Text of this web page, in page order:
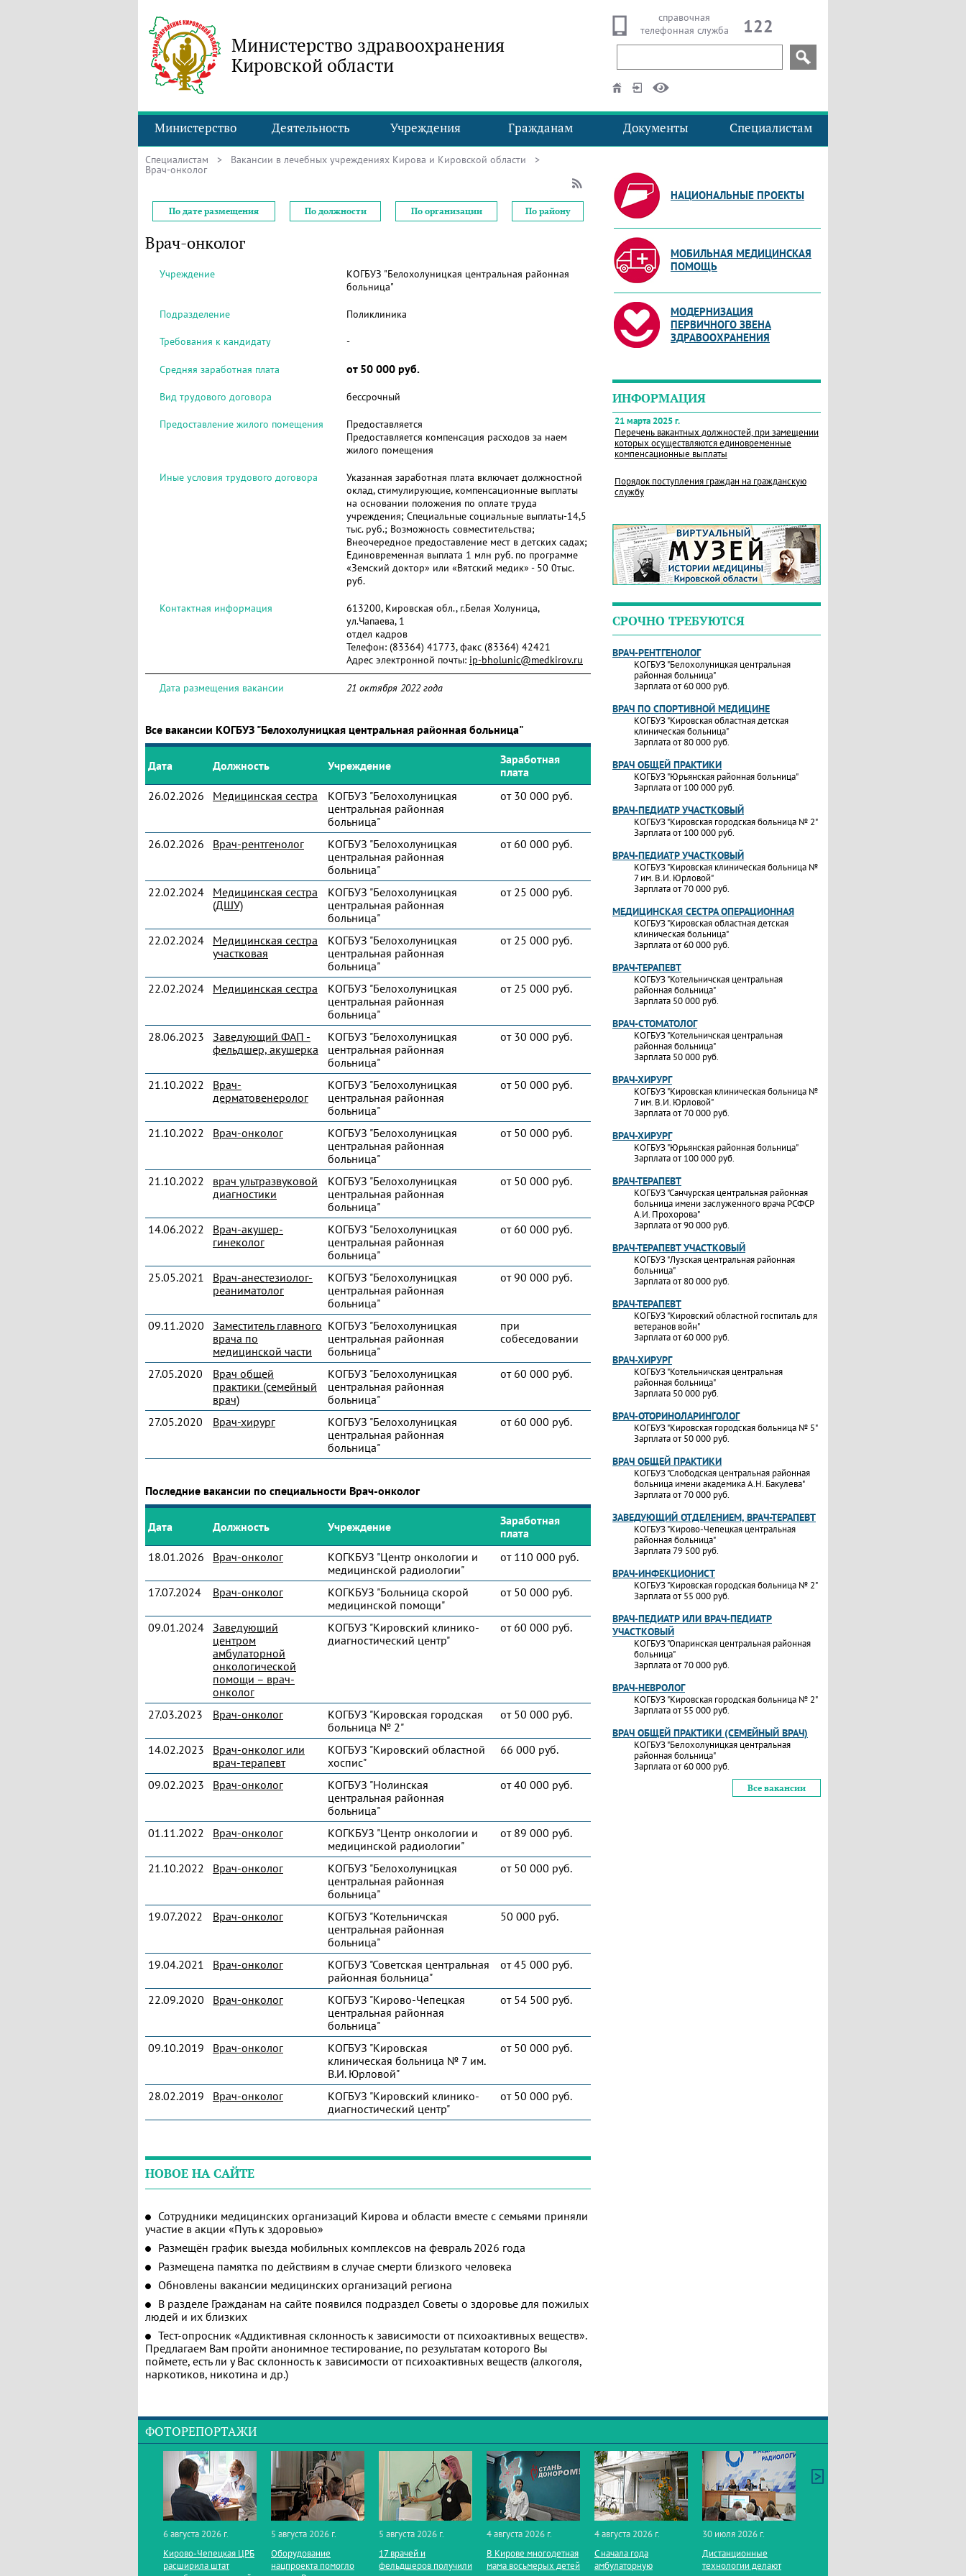
Министерство здравоохранения
Кировской области
справочная
телефонная служба
122
Министерство Деятельность Учреждения Гражданам Документы Специалистам
Специалистам > Вакансии в лечебных учреждениях Кирова и Кировской области >
Врач-онколог
По дате размещения По должности По организации По району
Врач-онколог
Учреждение
КОГБУЗ "Белохолуницкая центральная районная
больница"
Подразделение Поликлиника
Требования к кандидату -
Средняя заработная плата от 50 000 руб.
Вид трудового договора бессрочный
Предоставление жилого помещения
Предоставляется
Предоставляется компенсация расходов за наем
жилого помещения
Иные условия трудового договора
Указанная заработная плата включает должностной
оклад, стимулирующие, компенсационные выплаты
на основании положения по оплате труда
учреждения; Специальные социальные выплаты-14,5
тыс. руб.; Возможность совместительства;
Внеочередное предоставление мест в детских садах;
Единовременная выплата 1 млн руб. по программе
«Земский доктор» или «Вятский медик» - 50 0тыс.
руб.
Контактная информация
613200, Кировская обл., г.Белая Холуница,
ул.Чапаева, 1
отдел кадров
Телефон: (83364) 41773, факс (83364) 42421
Адрес электронной почты: ip-bholunic@medkirov.ru
Дата размещения вакансии 21 октября 2022 года
Все вакансии КОГБУЗ "Белохолуницкая центральная районная больница"
Дата Должность Учреждение
Заработная
плата
26.02.2026
Медицинская сестра
КОГБУЗ "Белохолуницкая
центральная районная
больница"
от 30 000 руб.
26.02.2026 Врач-рентгенолог
КОГБУЗ "Белохолуницкая
центральная районная
больница"
от 60 000 руб.
22.02.2024
Медицинская сестра
(ДШУ)
КОГБУЗ "Белохолуницкая
центральная районная
больница"
от 25 000 руб.
22.02.2024
Медицинская сестра
участковая
КОГБУЗ "Белохолуницкая
центральная районная
больница"
от 25 000 руб.
22.02.2024 Медицинская сестра
КОГБУЗ "Белохолуницкая
центральная районная
больница"
от 25 000 руб.
28.06.2023
Заведующий ФАП -
фельдшер, акушерка
КОГБУЗ "Белохолуницкая
центральная районная
больница"
от 30 000 руб.
21.10.2022
Врач-
дерматовенеролог
КОГБУЗ "Белохолуницкая
центральная районная
больница"
от 50 000 руб.
21.10.2022 Врач-онколог
КОГБУЗ "Белохолуницкая
центральная районная
больница"
от 50 000 руб.
21.10.2022
врач ультразвуковой
диагностики
КОГБУЗ "Белохолуницкая
центральная районная
больница"
от 50 000 руб.
14.06.2022
Врач-акушер-
гинеколог
КОГБУЗ "Белохолуницкая
центральная районная
больница"
от 60 000 руб.
25.05.2021
Врач-анестезиолог-
реаниматолог
КОГБУЗ "Белохолуницкая
центральная районная
больница"
от 90 000 руб.
09.11.2020
Заместитель главного
врача по
медицинской части
КОГБУЗ "Белохолуницкая
центральная районная
больница"
при
собеседовании
27.05.2020
Врач общей
практики (семейный
врач)
КОГБУЗ "Белохолуницкая
центральная районная
больница"
от 60 000 руб.
27.05.2020 Врач-хирург
КОГБУЗ "Белохолуницкая
центральная районная
больница"
от 60 000 руб.
Последние вакансии по специальности Врач-онколог
Дата Должность Учреждение
Заработная
плата
18.01.2026
Врач-онколог
КОГКБУЗ "Центр онкологии и
медицинской радиологии"
от 110 000 руб.
17.07.2024 Врач-онколог
КОГКБУЗ "Больница скорой
медицинской помощи"
от 50 000 руб.
09.01.2024 Заведующий
центром
амбулаторной
онкологической
помощи – врач-
онколог
КОГБУЗ "Кировский клинико-
диагностический центр"
от 60 000 руб.
27.03.2023 Врач-онколог
КОГБУЗ "Кировская городская
больница № 2"
от 50 000 руб.
14.02.2023
Врач-онколог или
врач-терапевт
КОГБУЗ "Кировский областной
хоспис"
66 000 руб.
09.02.2023 Врач-онколог
КОГБУЗ "Нолинская
центральная районная
больница"
от 40 000 руб.
01.11.2022 Врач-онколог
КОГКБУЗ "Центр онкологии и
медицинской радиологии"
от 89 000 руб.
21.10.2022 Врач-онколог
КОГБУЗ "Белохолуницкая
центральная районная
больница"
от 50 000 руб.
19.07.2022 Врач-онколог
КОГБУЗ "Котельничская
центральная районная
больница"
50 000 руб.
19.04.2021 Врач-онколог
КОГБУЗ "Советская центральная
районная больница"
от 45 000 руб.
22.09.2020 Врач-онколог
КОГБУЗ "Кирово-Чепецкая
центральная районная
больница"
от 54 500 руб.
09.10.2019 Врач-онколог
КОГБУЗ "Кировская
клиническая больница № 7 им.
В.И. Юрловой"
от 50 000 руб.
28.02.2019 Врач-онколог
КОГБУЗ "Кировский клинико-
диагностический центр"
от 50 000 руб.
НОВОЕ НА САЙТЕ
Сотрудники медицинских организаций Кирова и области вместе с семьями приняли
участие в акции «Путь к здоровью»
Размещён график выезда мобильных комплексов на февраль 2026 года
Размещена памятка по действиям в случае смерти близкого человека
Обновлены вакансии медицинских организаций региона
В разделе Гражданам на сайте появился подраздел Советы о здоровье для пожилых
людей и их близких
Тест-опросник «Аддиктивная склонность к зависимости от психоактивных веществ».
Предлагаем Вам пройти анонимное тестирование, по результатам которого Вы
поймете, есть ли у Вас склонность к зависимости от психоактивных веществ (алкоголя,
наркотиков, никотина и др.)
НАЦИОНАЛЬНЫЕ ПРОЕКТЫ
МОБИЛЬНАЯ МЕДИЦИНСКАЯ
ПОМОЩЬ
МОДЕРНИЗАЦИЯ
ПЕРВИЧНОГО ЗВЕНА
ЗДРАВООХРАНЕНИЯ
ИНФОРМАЦИЯ
21 марта 2025 г.
Перечень вакантных должностей, при замещении
которых осуществляются единовременные
компенсационные выплаты
Порядок поступления граждан на гражданскую
службу
СРОЧНО ТРЕБУЮТСЯ
ВРАЧ-РЕНТГЕНОЛОГ
КОГБУЗ "Белохолуницкая центральная
районная больница"
Зарплата от 60 000 руб.
ВРАЧ ПО СПОРТИВНОЙ МЕДИЦИНЕ
КОГБУЗ "Кировская областная детская
клиническая больница"
Зарплата от 80 000 руб.
ВРАЧ ОБЩЕЙ ПРАКТИКИ
КОГБУЗ "Юрьянская районная больница"
Зарплата от 100 000 руб.
ВРАЧ-ПЕДИАТР УЧАСТКОВЫЙ
КОГБУЗ "Кировская городская больница № 2"
Зарплата от 100 000 руб.
ВРАЧ-ПЕДИАТР УЧАСТКОВЫЙ
КОГБУЗ "Кировская клиническая больница №
7 им. В.И. Юрловой"
Зарплата от 70 000 руб.
МЕДИЦИНСКАЯ СЕСТРА ОПЕРАЦИОННАЯ
КОГБУЗ "Кировская областная детская
клиническая больница"
Зарплата от 60 000 руб.
ВРАЧ-ТЕРАПЕВТ
КОГБУЗ "Котельничская центральная
районная больница"
Зарплата 50 000 руб.
ВРАЧ-СТОМАТОЛОГ
КОГБУЗ "Котельничская центральная
районная больница"
Зарплата 50 000 руб.
ВРАЧ-ХИРУРГ
КОГБУЗ "Кировская клиническая больница №
7 им. В.И. Юрловой"
Зарплата от 70 000 руб.
ВРАЧ-ХИРУРГ
КОГБУЗ "Юрьянская районная больница"
Зарплата от 100 000 руб.
ВРАЧ-ТЕРАПЕВТ
КОГБУЗ "Санчурская центральная районная
больница имени заслуженного врача РСФСР
А.И. Прохорова"
Зарплата от 90 000 руб.
ВРАЧ-ТЕРАПЕВТ УЧАСТКОВЫЙ
КОГБУЗ "Лузская центральная районная
больница"
Зарплата от 80 000 руб.
ВРАЧ-ТЕРАПЕВТ
КОГБУЗ "Кировский областной госпиталь для
ветеранов войн"
Зарплата от 60 000 руб.
ВРАЧ-ХИРУРГ
КОГБУЗ "Котельничская центральная
районная больница"
Зарплата 50 000 руб.
ВРАЧ-ОТОРИНОЛАРИНГОЛОГ
КОГБУЗ "Кировская городская больница № 5"
Зарплата от 50 000 руб.
ВРАЧ ОБЩЕЙ ПРАКТИКИ
КОГБУЗ "Слободская центральная районная
больница имени академика А.Н. Бакулева"
Зарплата от 70 000 руб.
ЗАВЕДУЮЩИЙ ОТДЕЛЕНИЕМ, ВРАЧ-ТЕРАПЕВТ
КОГБУЗ "Кирово-Чепецкая центральная
районная больница"
Зарплата 79 500 руб.
ВРАЧ-ИНФЕКЦИОНИСТ
КОГБУЗ "Кировская городская больница № 2"
Зарплата от 55 000 руб.
ВРАЧ-ПЕДИАТР ИЛИ ВРАЧ-ПЕДИАТР
УЧАСТКОВЫЙ
КОГБУЗ "Опаринская центральная районная
больница"
Зарплата от 70 000 руб.
ВРАЧ-НЕВРОЛОГ
КОГБУЗ "Кировская городская больница № 2"
Зарплата от 55 000 руб.
ВРАЧ ОБЩЕЙ ПРАКТИКИ (СЕМЕЙНЫЙ ВРАЧ)
КОГБУЗ "Белохолуницкая центральная
районная больница"
Зарплата от 60 000 руб.
Все вакансии
ФОТОРЕПОРТАЖИ
6 августа 2026 г.
Кирово‑Чепецкая ЦРБ
расширила штат
5 августа 2026 г.
Оборудование
нацпроекта помогло
5 августа 2026 г.
17 врачей и
фельдшеров получили
4 августа 2026 г.
В Кирове многодетная
мама восьмерых детей
4 августа 2026 г.
С начала года
амбулаторную
30 июля 2026 г.
Дистанционные
технологии делают